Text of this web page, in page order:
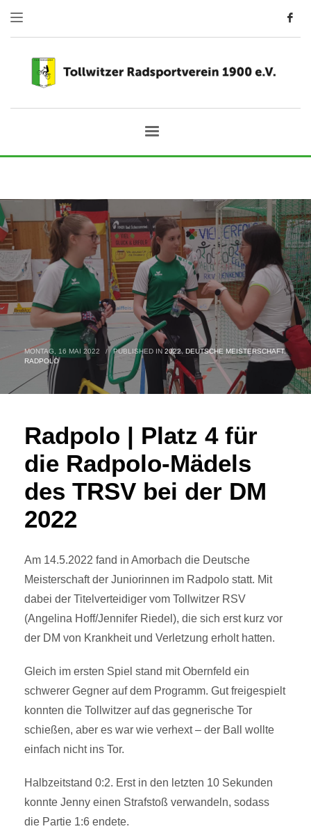
MONTAG, 16 MAI 2022 / PUBLISHED IN2022, DEUTSCHE MEISTERSCHAFT,
RADPOLO
Radpolo | Platz 4 für
die Radpolo-Mädels
des TRSV bei der DM
2022
Am 14.5.2022 fand in Amorbach die Deutsche
Meisterschaft der Juniorinnen im Radpolo statt. Mit
dabei der Titelverteidiger vom Tollwitzer RSV
(Angelina Hoff/Jennifer Riedel), die sich erst kurz vor
der DM von Krankheit und Verletzung erholt hatten.
Gleich im ersten Spiel stand mit Obernfeld ein
schwerer Gegner auf dem Programm. Gut freigespielt
konnten die Tollwitzer auf das gegnerische Tor
schießen, aber es war wie verhext – der Ball wollte
einfach nicht ins Tor.
Halbzeitstand 0:2. Erst in den letzten 10 Sekunden
konnte Jenny einen Strafstoß verwandeln, sodass
die Partie 1:6 endete.